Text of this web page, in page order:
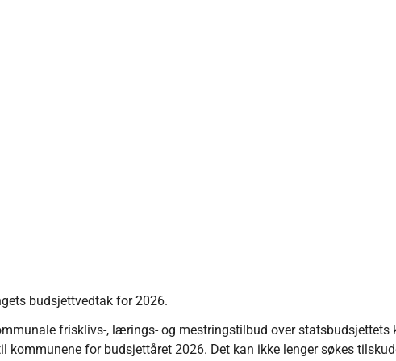
budsjettvedtak for 2026.
frisklivs-, lærings- og mestringstilbud over statsbudsjettets
for budsjettåret 2026. Det kan ikke lenger søkes